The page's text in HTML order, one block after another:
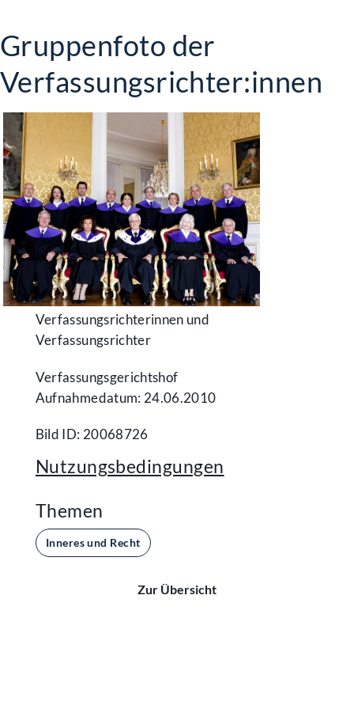
Gruppenfoto der
Verfassungsrichter:innen
Verfassungsrichterinnen und
Verfassungsrichter
Verfassungsgerichtshof
Aufnahmedatum: 24.06.2010
Bild ID: 20068726
Nutzungsbedingungen
Themen
Inneres und Recht
Zur Übersicht